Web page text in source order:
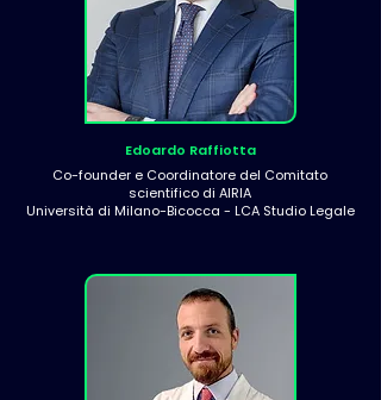
Edoardo Raffiotta
Co-founder e Coordinatore del Comitato
scientifico di AIRIA
Università di Milano-Bicocca - LCA Studio Legale